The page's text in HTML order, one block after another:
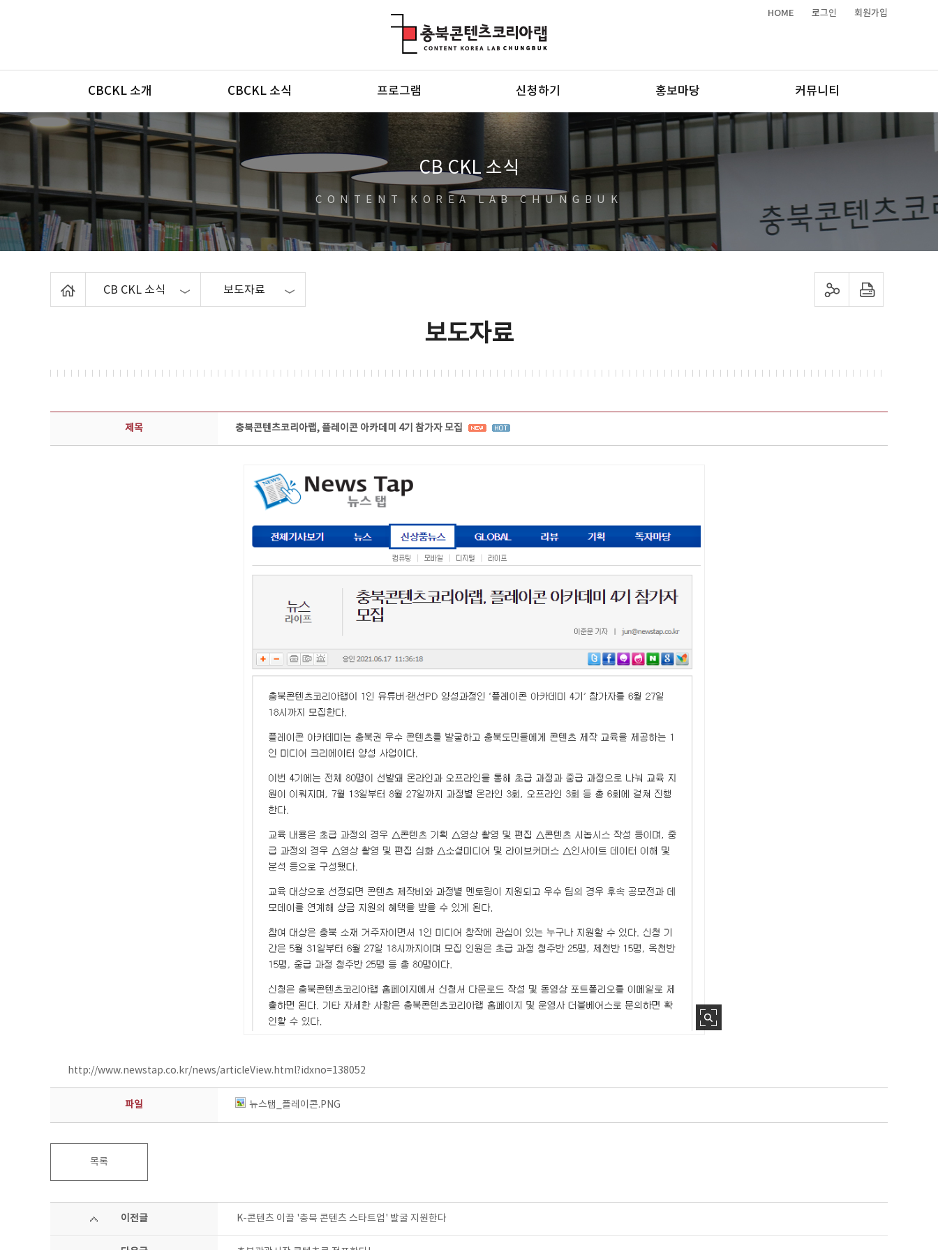
HOME 로그인 회원가입
메뉴
CBCKL 소개 CBCKL 소식 프로그램 신청하기 홍보마당 커뮤니티
CB CKL 소식
CONTENT KOREA LAB CHUNGBUK
CB CKL 소식 보도자료 sns 공유하기 프린트하기
보도자료
보도자료 상세보기 - 제목, 담당부서, 담당자, 담당연락처, 내용, 첨부파일 정보 제공
제목 충북콘텐츠코리아랩, 플레이콘 아카데미 4기 참가자 모집
http://www.newstap.co.kr/news/articleView.html?idxno=138052
파일 뉴스탭_플레이콘.PNG
목록
이전글 K-콘텐츠 이끌 '충북 콘텐츠 스타트업' 발굴 지원한다